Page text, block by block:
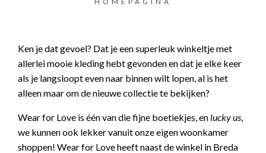
Ken je dat gevoel? Dat je een superleuk winkeltje met
allerlei mooie kleding hebt gevonden en dat je elke keer
als je langsloopt even naar binnen wilt lopen, al is het
alleen maar om de nieuwe collectie te bekijken?
Wear for Love is één van die fijne boetiekjes, enlucky us,
we kunnen ook lekker vanuit onze eigen woonkamer
shoppen! Wear for Love heeft naast de winkel in Breda